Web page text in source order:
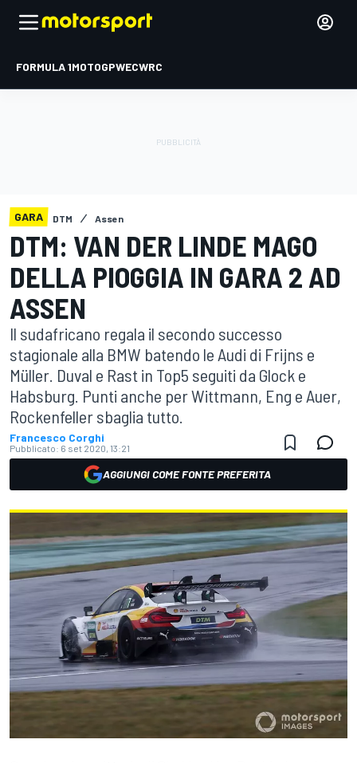
FORMULA 1MOTOGPWECWRC
GARA DTM Assen
DTM: VAN DER LINDE MAGO
DELLA PIOGGIA IN GARA 2 AD
ASSEN
Il sudafricano regala il secondo successo
stagionale alla BMW batendo le Audi di Frijns e
Müller. Duval e Rast in Top5 seguiti da Glock e
Habsburg. Punti anche per Wittmann, Eng e Auer,
Rockenfeller sbaglia tutto.
Francesco Corghi
Pubblicato: 6 set 2020, 13:21
AGGIUNGI COME FONTE PREFERITA